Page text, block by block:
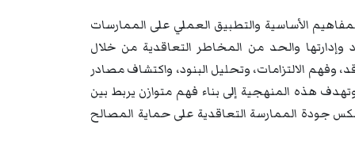
الأساسية والتطبيق العملي على الممارسات
والحد من المخاطر التعاقدية من خلال
الالتزامات، وتحليل البنود، واكتشاف مصادر
هذه المنهجية إلى بناء فهم متوازن يربط بين
جودة الممارسة التعاقدية على حماية المصالح